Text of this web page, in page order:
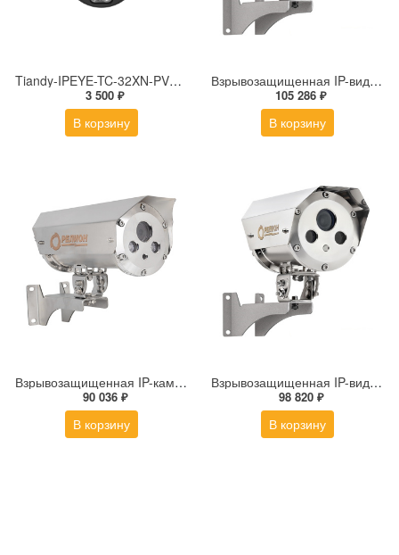
Tiandy-IPEYE-TC-32XN-PVZ 2Мп купольная «турель» IP камера с фиксированным объективом, серия SPARK со встроенным агентом IPEYE для ПВЗ
3 500 ₽
В корзину
Взрывозащищенная IP-видеокамера Релион Релион-Exd-Н-100-ИК-IP5Мп2.7-13.5Z-PoE-SD-МК-TR
105 286 ₽
В корзину
Взрывозащищенная IP-камера Релион Релион-Exd-Н-150-ИК-IP2Мп2.8mm-220-С-TR
90 036 ₽
В корзину
Взрывозащищенная IP-видеокамера Релион Релион-Exd-Н-100-ИК-IP5Мп2.8mm-PoE-МК-TR
98 820 ₽
В корзину